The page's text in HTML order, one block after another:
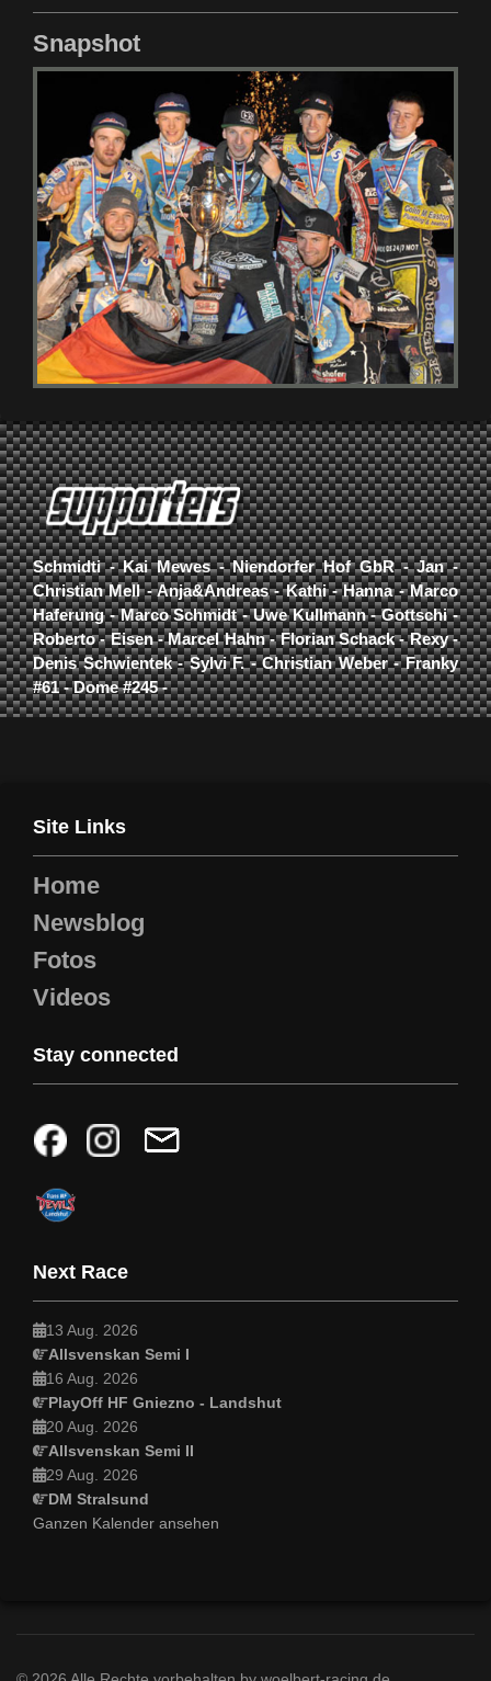
Snapshot
Schmidti - Kai Mewes - Niendorfer Hof GbR - Jan -
Christian Mell - Anja&Andreas - Kathi - Hanna - Marco
Haferung - Marco Schmidt - Uwe Kullmann - Gottschi -
Roberto - Eisen - Marcel Hahn - Florian Schack - Rexy -
Denis Schwientek - Sylvi F. - Christian Weber - Franky
#61 - Dome #245 -
Site Links
Home
Newsblog
Fotos
Videos
Stay connected
Next Race
13 Aug. 2026
Allsvenskan Semi I
16 Aug. 2026
PlayOff HF Gniezno - Landshut
20 Aug. 2026
Allsvenskan Semi II
29 Aug. 2026
DM Stralsund
Ganzen Kalender ansehen